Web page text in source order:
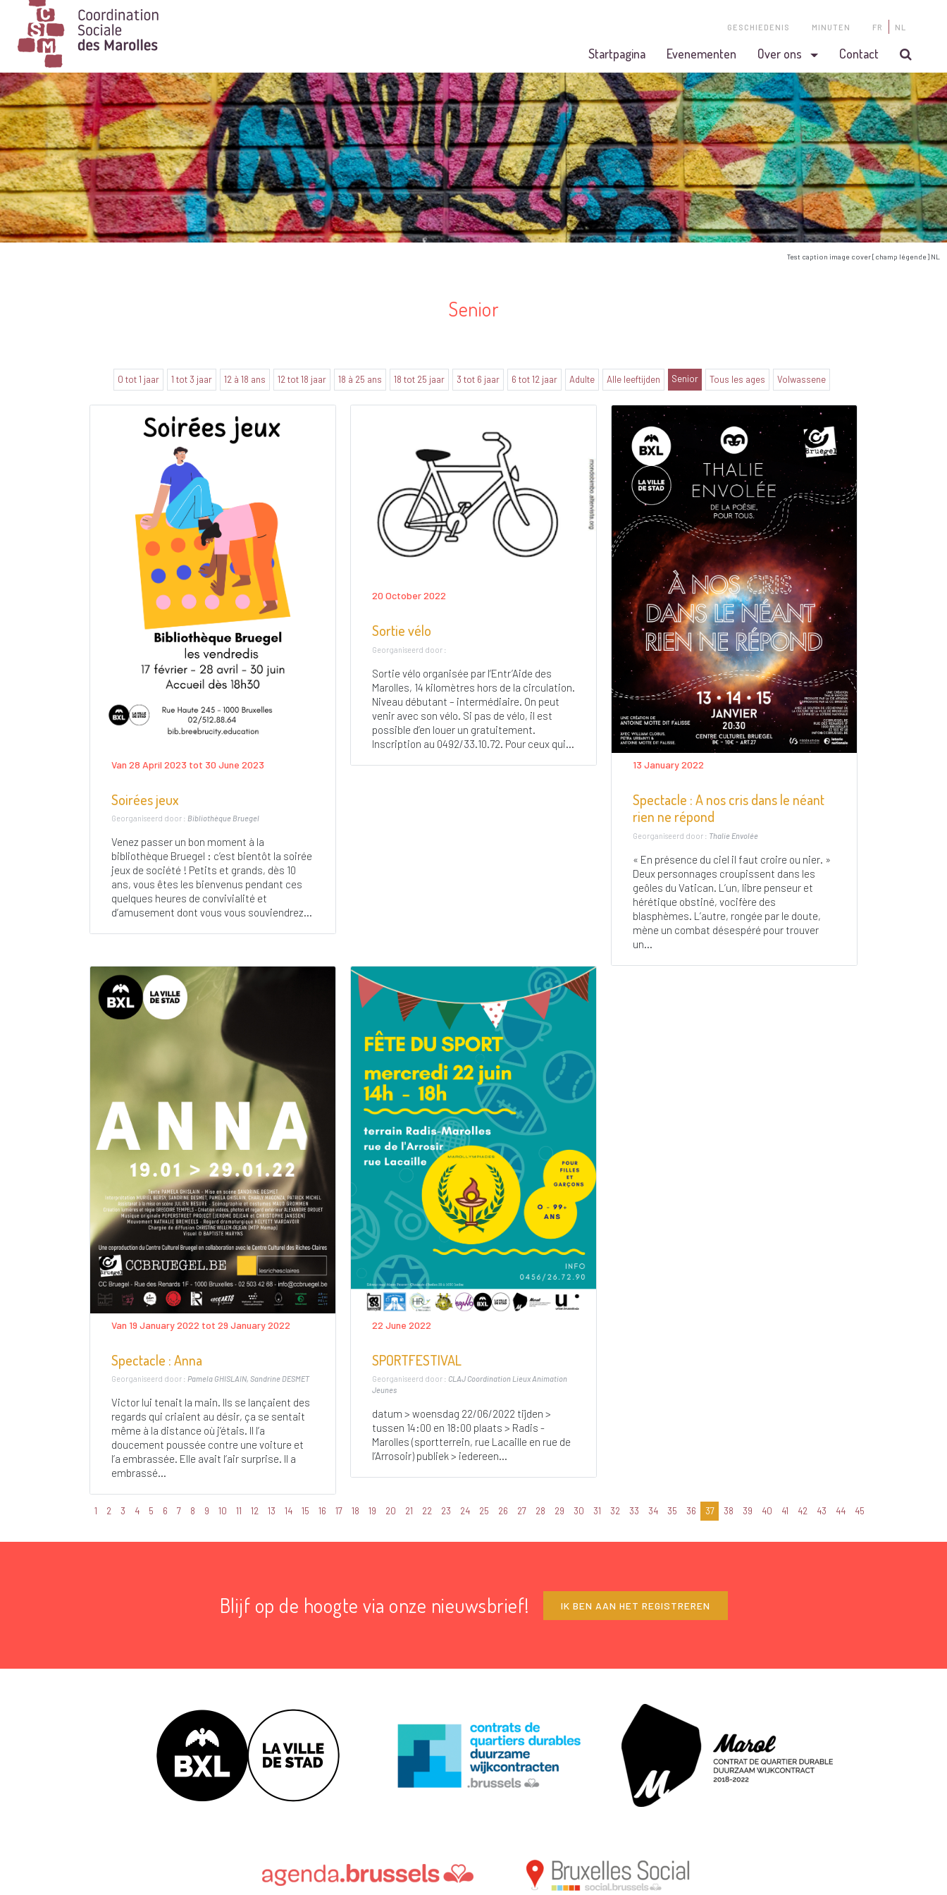
Main Navigation
GESCHIEDENIS MINUTEN FR NL
Startpagina Evenementen Over ons Contact
Test caption image cover [champ légende] NL
Senior
0 tot 1 jaar 1 tot 3 jaar 12 à 18 ans 12 tot 18 jaar 18 à 25 ans 18 tot 25 jaar 3 tot 6 jaar 6 tot 12 jaar Adulte Alle leeftijden Senior Tous les ages Volwassene
Van 28 April 2023 tot 30 June 2023
Soirées jeux
Georganiseerd door : Bibliothèque Bruegel
Venez passer un bon moment à la
bibliothèque Bruegel : c’est bientôt la soirée
jeux de société ! Petits et grands, dès 10
ans, vous êtes les bienvenus pendant ces
quelques heures de convivialité et
d’amusement dont vous vous souviendrez...
20 October 2022
Sortie vélo
Georganiseerd door :
Sortie vélo organisée par l’Entr’Aide des
Marolles, 14 kilomètres hors de la circulation.
Niveau débutant – intermédiaire. On peut
venir avec son vélo. Si pas de vélo, il est
possible d’en louer un gratuitement.
Inscription au 0492/33.10.72. Pour ceux qui...
13 January 2022
Spectacle : A nos cris dans le néant
rien ne répond
Georganiseerd door : Thalie Envolée
« En présence du ciel il faut croire ou nier. »
Deux personnages croupissent dans les
geôles du Vatican. L’un, libre penseur et
hérétique obstiné, vocifère des
blasphèmes. L’autre, rongée par le doute,
mène un combat désespéré pour trouver
un...
Van 19 January 2022 tot 29 January 2022
Spectacle : Anna
Georganiseerd door : Pamela GHISLAIN, Sandrine DESMET
Victor lui tenait la main. Ils se lançaient des
regards qui criaient au désir, ça se sentait
même à la distance où j’étais. Il l’a
doucement poussée contre une voiture et
l’a embrassée. Elle avait l’air surprise. Il a
embrassé...
22 June 2022
SPORTFESTIVAL
Georganiseerd door : CLAJ Coordination Lieux Animation
Jeunes
datum > woensdag 22/06/2022 tijden >
tussen 14:00 en 18:00 plaats > Radis -
Marolles (sportterrein, rue Lacaille en rue de
l’Arrosoir) publiek > iedereen...
1 2 3 4 5 6 7 8 9 10 11 12 13 14 15 16 17 18 19 20 21 22 23 24 25 26 27 28 29 30 31 32 33 34 35 36 37 38 39 40 41 42 43 44 45
Blijf op de hoogte via onze nieuwsbrief! IK BEN AAN HET REGISTREREN